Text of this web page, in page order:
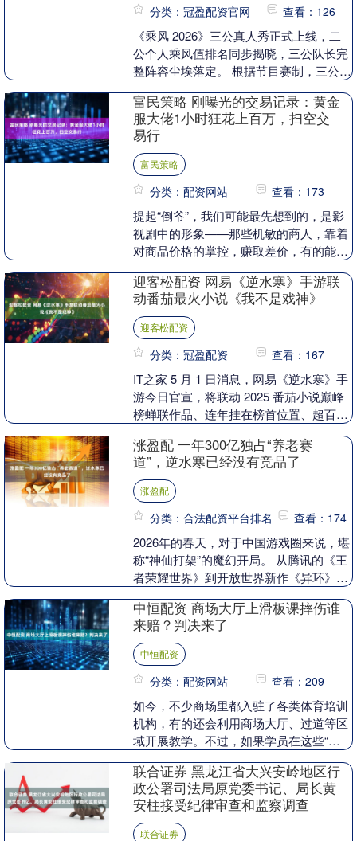
分类：冠盈配资官网 查看：126
《乘风 2026》三公真人秀正式上线，二
公个人乘风值排名同步揭晓，三公队长完
整阵容尘埃落定。 根据节目赛制，三公共
凭借二公个....
富民策略 刚曝光的交易记录：黄金
服大佬1小时狂花上百万，扫空交
易行
富民策略
分类：配资网站 查看：173
提起“倒爷”，我们可能最先想到的，是影
视剧中的形象——那些机敏的商人，靠着
对商品价格的掌控，赚取差价，有的能一
此，而在虚....
迎客松配资 网易《逆水寒》手游联
动番茄最火小说《我不是戏神》
迎客松配资
分类：冠盈配资 查看：167
IT之家 5 月 1 日消息，网易《逆水寒》手
游今日官宣，将联动 2025 番茄小说巅峰
榜蝉联作品、连年挂在榜首位置、超百万
涨盈配 一年300亿独占“养老赛
道”，逆水寒已经没有竞品了
涨盈配
分类：合法配资平台排名 查看：174
2026年的春天，对于中国游戏圈来说，堪
称“神仙打架”的魔幻开局。 从腾讯的《王
者荣耀世界》到开放世界新作《异环》，
所有大厂....
中恒配资 商场大厅上滑板课摔伤谁
来赔？判决来了
中恒配资
分类：配资网站 查看：209
如今，不少商场里都入驻了各类体育培训
机构，有的还会利用商场大厅、过道等区
域开展教学。不过，如果学员在这些“临
分呢？ 李女士带....
联合证券 黑龙江省大兴安岭地区行
政公署司法局原党委书记、局长黄
安柱接受纪律审查和监察调查
联合证券